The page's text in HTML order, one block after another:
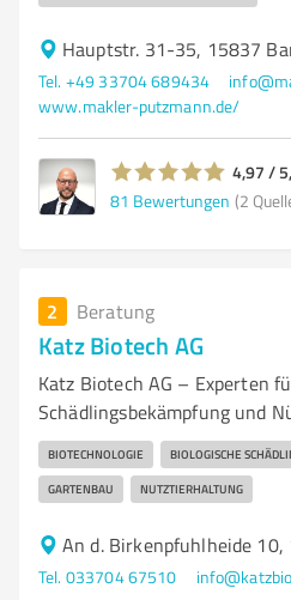
Hauptstr. 31-35, 15837
Tel. +49 33704 689434
www.makler-putzmann.de/
4,97 /
81 Bewertungen (2
2 Beratung
Katz Biotech AG
Katz Biotech AG – Experten
Schädlingsbekämpfung und
BIOTECHNOLOGIE BIOLOGISCHE
GARTENBAU NUTZTIERHALTUNG
An d. Birkenpfuhlheide
Tel. 033704 67510